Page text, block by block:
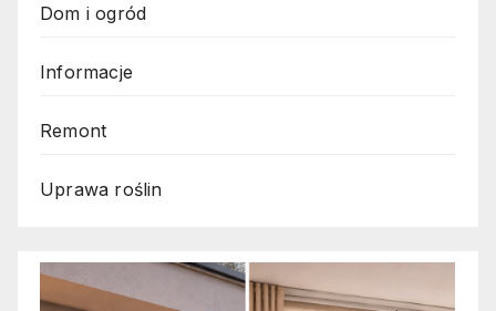
Dom i ogród
Informacje
Remont
Uprawa roślin